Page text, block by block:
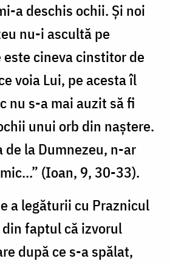
a deschis ochii. Şi noi
nu-i ascultă pe
cineva cinstitor de
voia Lui, pe acesta îl
nu s-a mai auzit să fi
unui orb din naştere.
de la Dumnezeu, n-ar
(Ioan, 9, 30-33).
a legăturii cu Praznicul
faptul că izvorul
după ce s-a spălat,